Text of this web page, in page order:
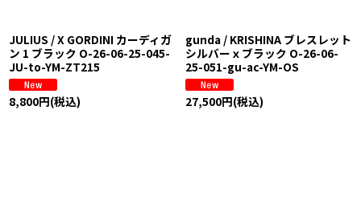
JULIUS / X GORDINI カーディガ
ン 1 ブラック O-26-06-25-045-
JU-to-YM-ZT215
8,800円(税込)
gunda / KRISHINA ブレスレット
シルバーｘブラック O-26-06-
25-051-gu-ac-YM-OS
27,500円(税込)